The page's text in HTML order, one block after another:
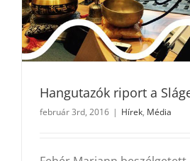
Hangutazók riport a
február 3rd, 2016 | Hírek, Média